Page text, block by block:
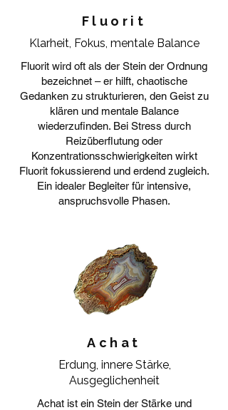
Fluorit
Klarheit, Fokus, mentale Balance
Fluorit wird oft als der Stein der Ordnung
bezeichnet – er hilft, chaotische
Gedanken zu strukturieren, den Geist zu
klären und mentale Balance
wiederzufinden. Bei Stress durch
Reizüberflutung oder
Konzentrationsschwierigkeiten wirkt
Fluorit fokussierend und erdend zugleich.
Ein idealer Begleiter für intensive,
anspruchsvolle Phasen.
Achat
Erdung, innere Stärke,
Ausgeglichenheit
Achat ist ein Stein der Stärke und